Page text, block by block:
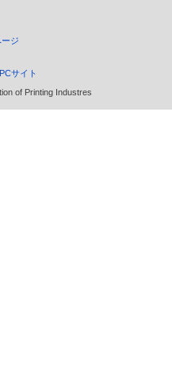
ジ
PCサイト
of Printing Industres